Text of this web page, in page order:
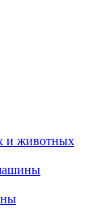
и животных